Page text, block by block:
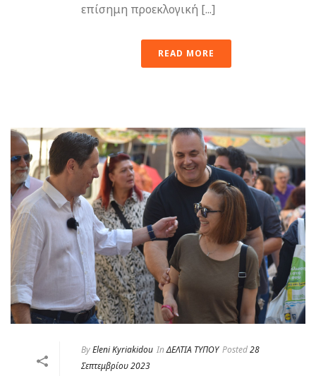
επίσημη προεκλογική [...]
READ MORE
ByEleni Kyriakidou InΔΕΛΤΙΑ ΤΥΠΟΥ Posted28
Σεπτεμβρίου 2023